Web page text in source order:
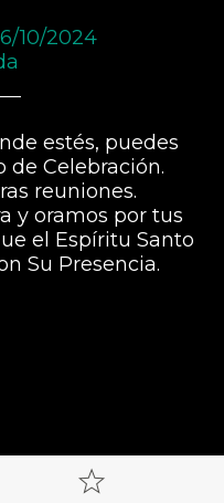
10/2024
estés, puedes
de Celebración.
reuniones.
y oramos por tus
el Espíritu Santo
Su Presencia.